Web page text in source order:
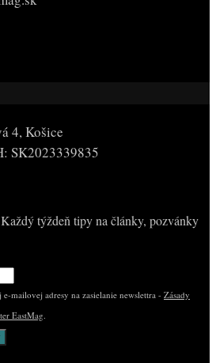
4, Košice
SK2023339835
týždeň tipy na články, pozvánky
mailovej adresy na zasielanie newslettra - Zásady
EastMag.